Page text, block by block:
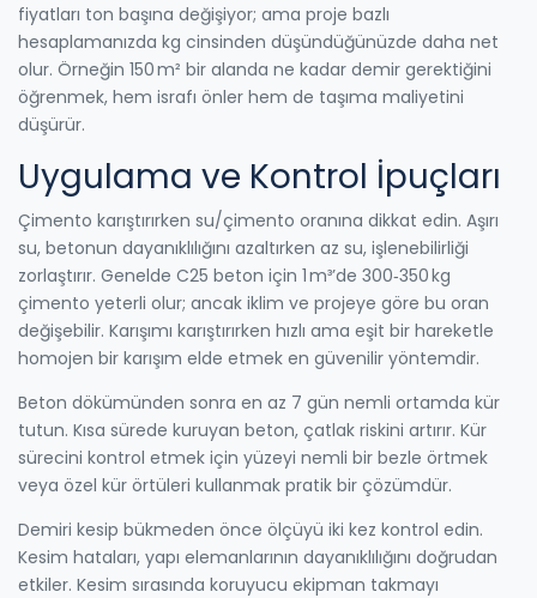
fiyatları ton başına değişiyor; ama proje bazlı
hesaplamanızda kg cinsinden düşündüğünüzde daha net
olur. Örneğin 150 m² bir alanda ne kadar demir gerektiğini
öğrenmek, hem israfı önler hem de taşıma maliyetini
düşürür.
Uygulama ve Kontrol İpuçları
Çimento karıştırırken su/çimento oranına dikkat edin. Aşırı
su, betonun dayanıklılığını azaltırken az su, işlenebilirliği
zorlaştırır. Genelde C25 beton için 1 m³’de 300‑350 kg
çimento yeterli olur; ancak iklim ve projeye göre bu oran
değişebilir. Karışımı karıştırırken hızlı ama eşit bir hareketle
homojen bir karışım elde etmek en güvenilir yöntemdir.
Beton dökümünden sonra en az 7 gün nemli ortamda kür
tutun. Kısa sürede kuruyan beton, çatlak riskini artırır. Kür
sürecini kontrol etmek için yüzeyi nemli bir bezle örtmek
veya özel kür örtüleri kullanmak pratik bir çözümdür.
Demiri kesip bükmeden önce ölçüyü iki kez kontrol edin.
Kesim hataları, yapı elemanlarının dayanıklılığını doğrudan
etkiler. Kesim sırasında koruyucu ekipman takmayı